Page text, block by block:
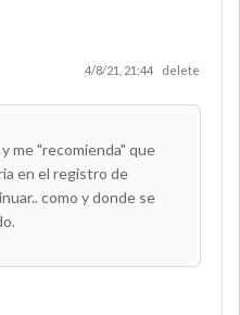
4/8/21, 21:44 delete
me "recomienda" que
en el registro de
como y donde se